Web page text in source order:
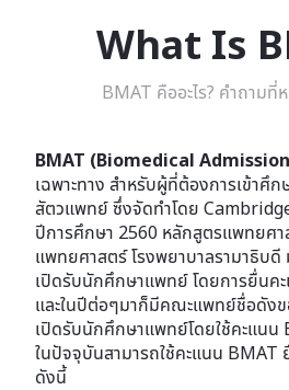
What Is
BMAT คืออะไร? คำถาม
BMAT (Biomedical
เฉพาะทาง สำหรับผู้ที่ต้องการเข้าศึ
สัตวแพทย์ ซึ่งจัดทำโดย
ปีการศึกษา 2560 หลักสูตรแพทย
แพทยศาสตร์ โรงพยาบาลรามาธิบดี
เปิดรับนักศึกษาแพทย์ โดยการยื่นค
และในปีต่อๆมาก็มีคณะแพทย์ชื่อดัง
เปิดรับนักศึกษาแพทย์โดยใช้คะแนน
ในปัจจุบันสามารถใช้คะแนน BMAT
ดังนี้